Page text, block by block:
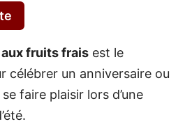
fruits frais est le
célébrer un anniversaire ou
faire plaisir lors d’une